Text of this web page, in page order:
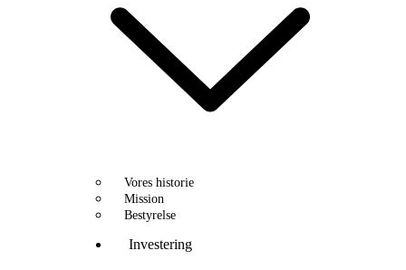
Vores historie
Mission
Bestyrelse
Investering